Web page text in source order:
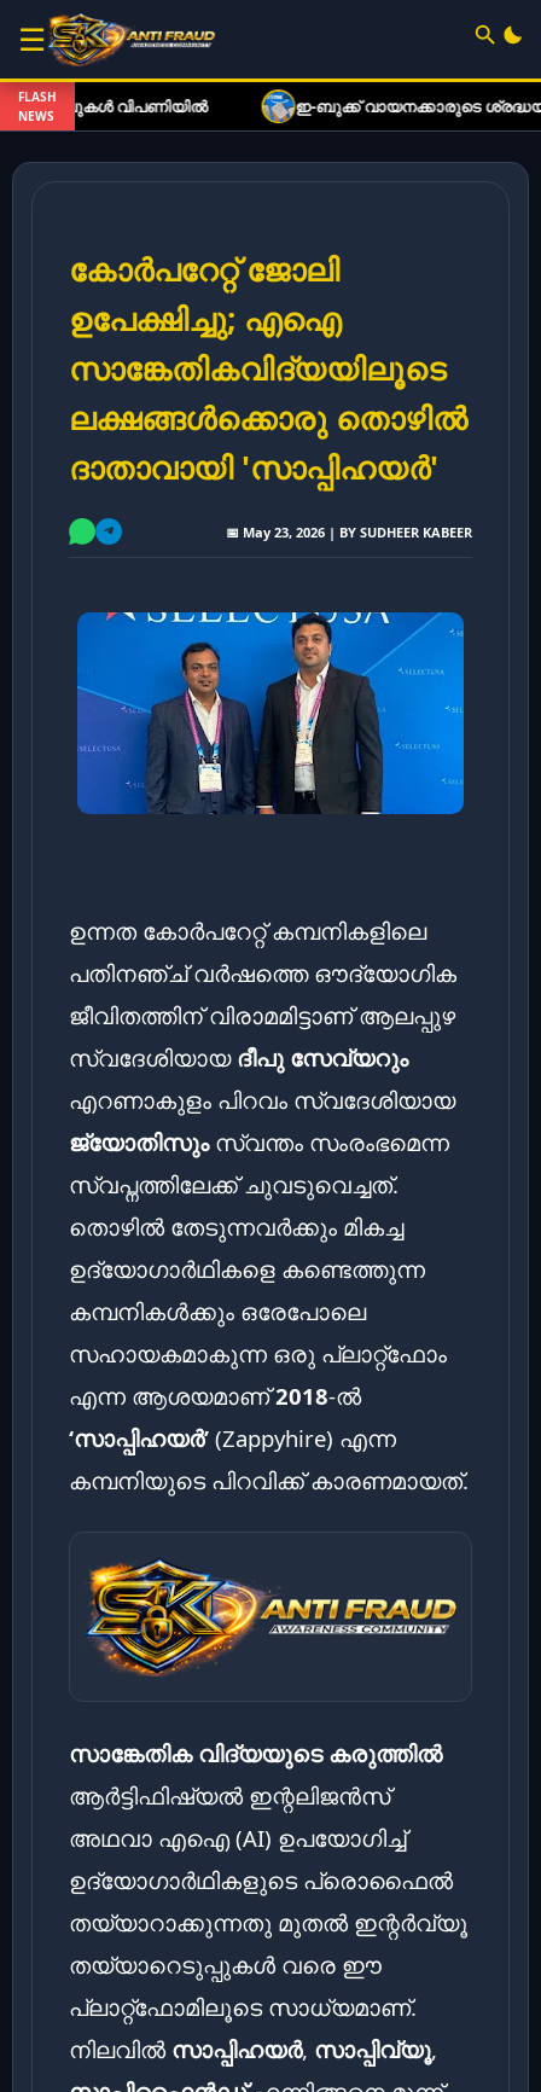
☰
FLASH
NEWS
വിപണിയിൽ ഇ-ബുക്ക് വായനക്കാരുടെ ശ്രദ്ധയ്ക്ക്:
കോർപറേറ്റ് ജോലി
ഉപേക്ഷിച്ചു; എഐ
സാങ്കേതികവിദ്യയിലൂടെ
ലക്ഷങ്ങൾക്കൊരു തൊഴിൽ
ദാതാവായി 'സാപ്പിഹയർ'
📅 May 23, 2026 | BY SUDHEER KABEER
ഉന്നത കോർപറേറ്റ് കമ്പനികളിലെ
പതിനഞ്ച് വർഷത്തെ ഔദ്യോഗിക
ജീവിതത്തിന് വിരാമമിട്ടാണ് ആലപ്പുഴ
സ്വദേശിയായ ദീപു സേവ്യറും
എറണാകുളം പിറവം സ്വദേശിയായ
ജ്യോതിസുംസ്വന്തം സംരംഭമെന്ന
സ്വപ്നത്തിലേക്ക് ചുവടുവെച്ചത്.
തൊഴിൽ തേടുന്നവർക്കും മികച്ച
ഉദ്യോഗാർഥികളെ കണ്ടെത്തുന്ന
കമ്പനികൾക്കും ഒരേപോലെ
സഹായകമാകുന്ന ഒരു പ്ലാറ്റ്‌ഫോം
എന്ന ആശയമാണ്2018-ൽ
‘സാപ്പിഹയർ’ (Zappyhire) എന്ന
കമ്പനിയുടെ പിറവിക്ക് കാരണമായത്.
സാങ്കേതിക വിദ്യയുടെ കരുത്തിൽ
ആർട്ടിഫിഷ്യൽ ഇന്റലിജൻസ്
അഥവാ എഐ (AI) ഉപയോഗിച്ച്
ഉദ്യോഗാർഥികളുടെ പ്രൊഫൈൽ
തയ്യാറാക്കുന്നതു മുതൽ ഇന്റർവ്യൂ
തയ്യാറെടുപ്പുകൾ വരെ ഈ
പ്ലാറ്റ്‌ഫോമിലൂടെ സാധ്യമാണ്.
നിലവിൽ സാപ്പിഹയർ, സാപ്പിവ്യൂ,